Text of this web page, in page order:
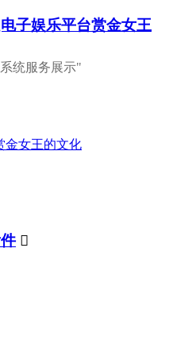
子娱乐平台赏金女王
金女王的文化
统服务展示"
